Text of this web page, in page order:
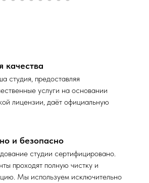
качества
студия, предоставляя
услуги на основании
лицензии, даёт официальную
и безопасно
студии сертифицировано.
проходят полную чистку и
Мы используем исключительно